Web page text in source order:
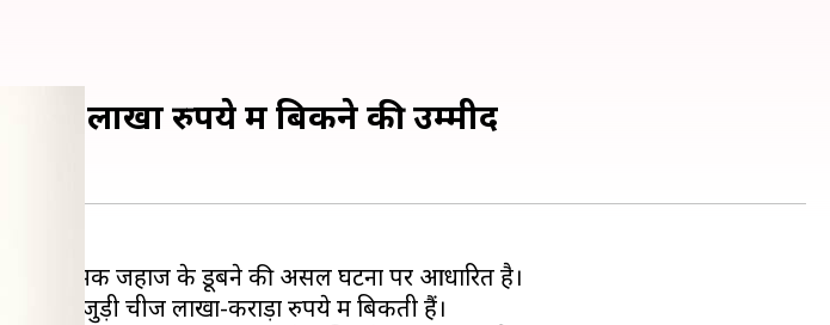
लाखों रुपये में बिकने की उम्मीद
नामक जहाज के डूबने की असल घटना पर आधारित है।
इससे जुड़ी चीजें लाखों-करोंड़ों रुपये में बिकती हैं।